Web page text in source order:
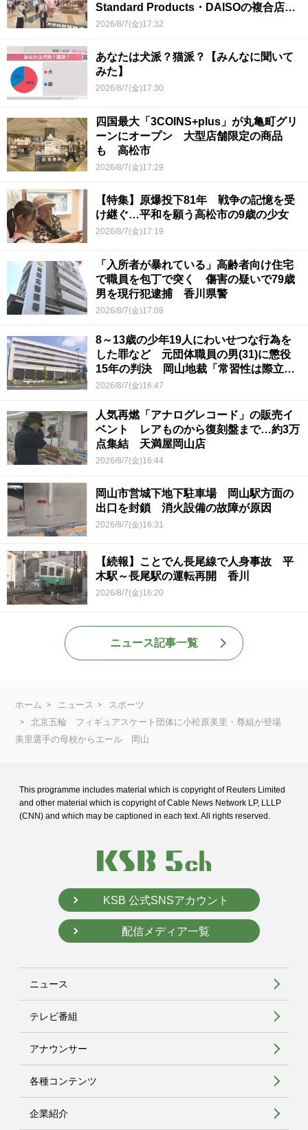
Standard Products・DAISOの複合店は
香川県初
2026/8/7(金)17:32
あなたは犬派？猫派？【みんなに聞いて
みた】
2026/8/7(金)17:30
四国最大「3COINS+plus」が丸亀町グリ
ーンにオープン 大型店舗限定の商品
も 高松市
2026/8/7(金)17:29
【特集】原爆投下81年 戦争の記憶を受
け継ぐ…平和を願う高松市の9歳の少女
2026/8/7(金)17:19
「入所者が暴れている」高齢者向け住宅
で職員を包丁で突く 傷害の疑いで79歳
男を現行犯逮捕 香川県警
2026/8/7(金)17:08
8～13歳の少年19人にわいせつな行為を
した罪など 元団体職員の男(31)に懲役
15年の判決 岡山地裁「常習性は際立っ
ていて被害結果も非常に重い」
2026/8/7(金)16:47
人気再燃「アナログレコード」の販売イ
ベント レアものから復刻盤まで…約3万
点集結 天満屋岡山店
2026/8/7(金)16:44
岡山市営城下地下駐車場 岡山駅方面の
出口を封鎖 消火設備の故障が原因
2026/8/7(金)16:31
【続報】ことでん長尾線で人身事故 平
木駅～長尾駅の運転再開 香川
2026/8/7(金)16:20
ニュース記事一覧
ホーム ニュース
スポーツ
北京五輪 フィギュアスケート団体に小松原美里・尊組が登場
美里選手の母校からエール 岡山
This programme includes material which is copyright of Reuters Limited
and other material which is copyright of Cable News Network LP, LLLP
(CNN) and which may be captioned in each text. All rights reserved.
KSB 公式SNSアカウント
配信メディア一覧
ニュース
テレビ番組
アナウンサー
各種コンテンツ
企業紹介